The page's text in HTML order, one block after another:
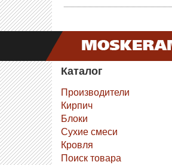
Каталог
Производители
Кирпич
Блоки
Сухие смеси
Кровля
Поиск товара